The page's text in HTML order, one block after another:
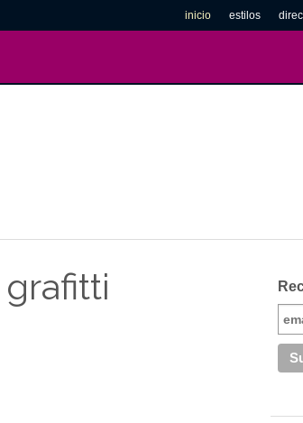
inicio estilos